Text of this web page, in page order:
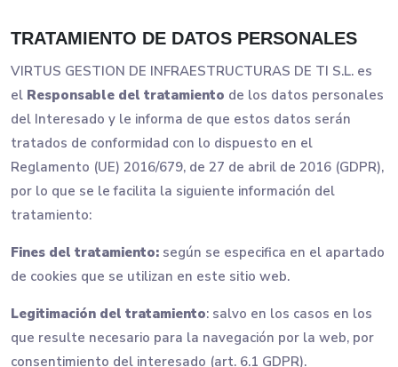
TRATAMIENTO DE DATOS PERSONALES
VIRTUS GESTION DE INFRAESTRUCTURAS DE TI S.L. es
el Responsable del tratamiento de los datos personales
del Interesado y le informa de que estos datos serán
tratados de conformidad con lo dispuesto en el
Reglamento (UE) 2016/679, de 27 de abril de 2016 (GDPR),
por lo que se le facilita la siguiente información del
tratamiento:
Fines del tratamiento: según se especifica en el apartado
de cookies que se utilizan en este sitio web.
Legitimación del tratamiento: salvo en los casos en los
que resulte necesario para la navegación por la web, por
consentimiento del interesado (art. 6.1 GDPR).